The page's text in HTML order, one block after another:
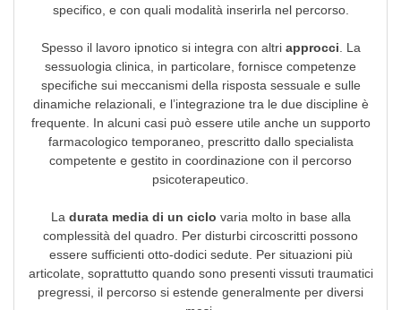
specifico, e con quali modalità inserirla nel percorso.
Spesso il lavoro ipnotico si integra con altri approcci . La
sessuologia clinica, in particolare, fornisce competenze
specifiche sui meccanismi della risposta sessuale e sulle
dinamiche relazionali, e l’integrazione tra le due discipline è
frequente. In alcuni casi può essere utile anche un supporto
farmacologico temporaneo, prescritto dallo specialista
competente e gestito in coordinazione con il percorso
psicoterapeutico.
La durata media di un ciclo varia molto in base alla
complessità del quadro. Per disturbi circoscritti possono
essere sufficienti otto-dodici sedute. Per situazioni più
articolate, soprattutto quando sono presenti vissuti traumatici
pregressi, il percorso si estende generalmente per diversi